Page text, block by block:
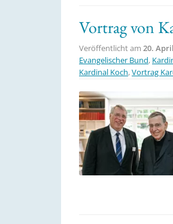
Vortrag von
Veröffentlicht am 20.
Evangelischer Bund,
Kardinal Koch,Vortrag